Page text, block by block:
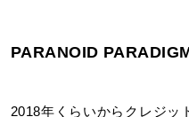
PARANOID
2018年くらいからクレジッ